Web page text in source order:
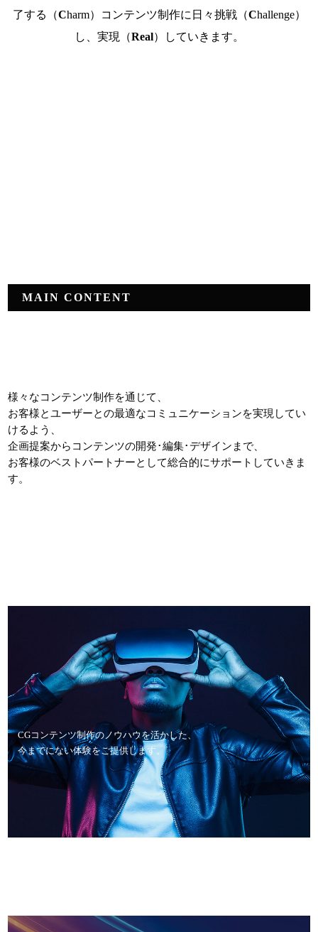
了する（Charm）コンテンツ制作に日々挑戦（Challenge）
し、実現（Real）していきます。
MAIN CONTENT
様々なコンテンツ制作を通じて、
お客様とユーザーとの最適なコミュニケーションを実現してい
けるよう、
企画提案からコンテンツの開発･編集･デザインまで、
お客様のベストパートナーとして総合的にサポートしていきま
す。
CGコンテンツ制作のノウハウを活かした、
今までにない体験をご提供します。